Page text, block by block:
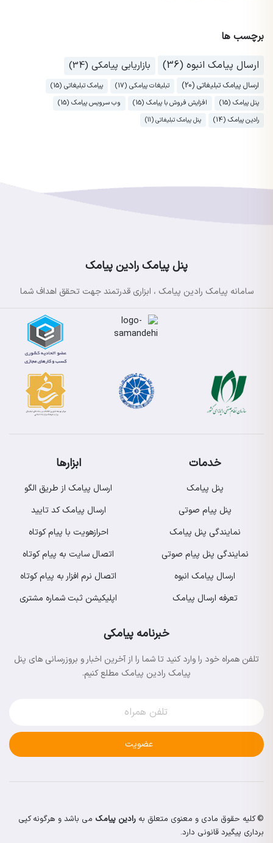
برچسب ها
ارسال پیامک انبوه (36)
بازاریابی پیامکی (34)
ارسال پیامک تبلیغاتی (20) تبلیغات پیامکی (17)
پیامک تبلیغاتی (15)
پنل پیامک (15)
افزایش فروش با پیامک (15)
وب سرویس پیامک (15)
رادین پیامک (14)
پنل پیامک تبلیغاتی (11)
پنل پیامک رادین پیامک
سامانه پیامک رادین پیامک ، ابزاری قدرتمند جهت تحقق اهداف شما
خدمات
پنل پیامک
پنل پیام صوتی
نمایندگی پنل پیامک
نمایندگی پنل پیام صوتی
ارسال پیامک انبوه
تعرفه ارسال پیامک
ابزارها
ارسال پیامک از طریق الگو
ارسال پیامک کد تایید
احرازهویت با پیام کوتاه
اتصال سایت به پیام کوتاه
اتصال نرم افزار به پیام کوتاه
اپلیکیشن ثبت شماره مشتری
خبرنامه پیامکی
تلفن همراه خود را وارد کنید تا شما را از آخرین اخبار و بروزرسانی های پنل
پیامک رادین پیامک مطلع کنیم.
عضویت
© کلیه حقوق مادی و معنوی متعلق به رادین پیامک می باشد و هرگونه کپی
برداری پیگیرد قانونی دارد.